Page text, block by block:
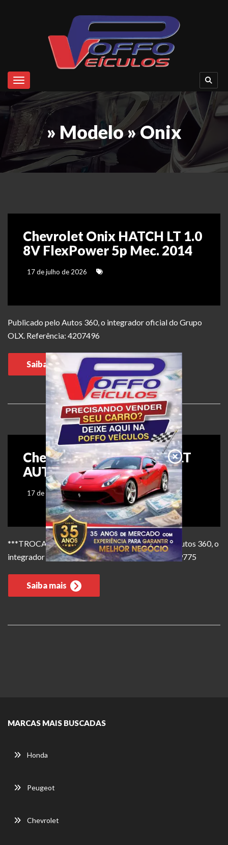
Toggle navigation
» Modelo » Onix
Chevrolet Onix HATCH LT 1.0
8V FlexPower 5p Mec. 2014
17 de julho de 2026
Publicado pelo Autos 360, o integrador oficial do Grupo
OLX. Referência: 4207496
Saiba mais
Chevrolet Onix ONIX 1.4 LT
AUTOMÁTICO 2019
17 de fevereiro de 2026
***TROCA SOB CONSULTA*** Publicado pelo Autos 360, o
integrador oficial do Grupo OLX. Referência: 3339775
Saiba mais
MARCAS MAIS BUSCADAS
Honda
Peugeot
Chevrolet